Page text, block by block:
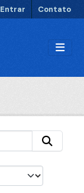
Entrar Contato